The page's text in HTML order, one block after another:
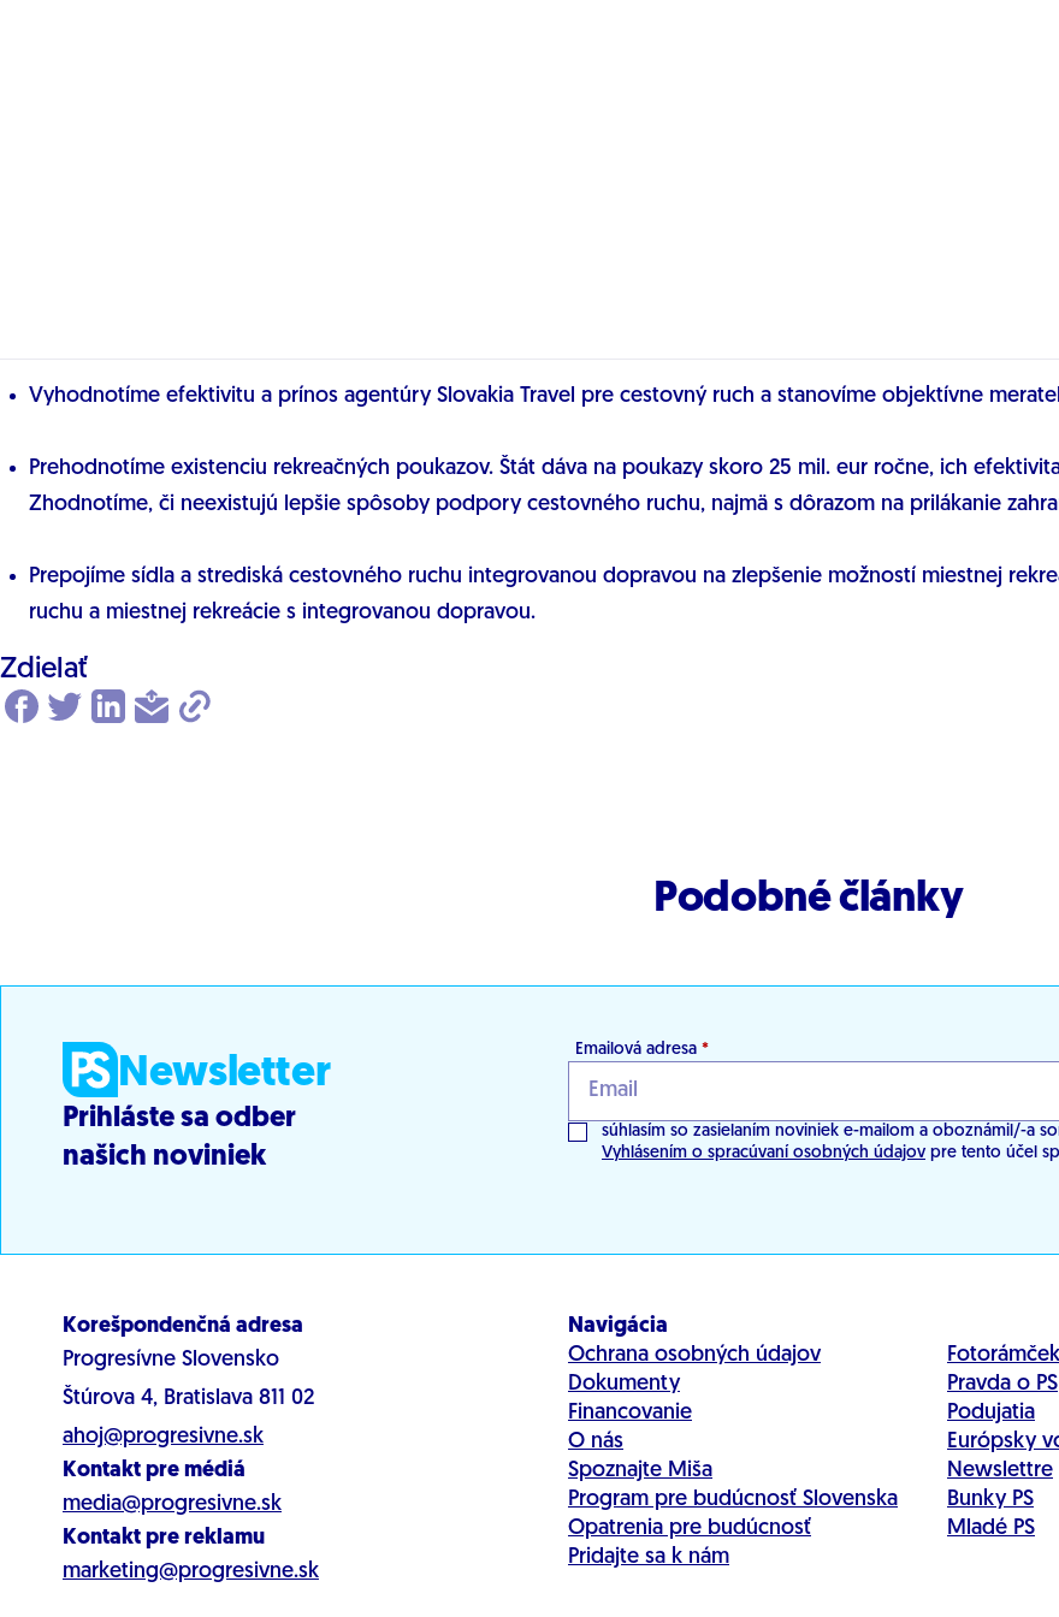
Vyhodnotíme efektivitu a prínos agentúry Slovakia Travel pre cestovný ruch a stanovíme objektívne
Prehodnotíme existenciu rekreačných poukazov. Štát dáva na poukazy skoro 25 mil. eur ročne, ich
Zhodnotíme, či neexistujú lepšie spôsoby podpory cestovného ruchu, najmä s dôrazom na prilákanie
Prepojíme sídla a strediská cestovného ruchu integrovanou dopravou na zlepšenie možností miestnej
ruchu a miestnej rekreácie s integrovanou dopravou.
Zdielať
Podobné články
Newsletter
Prihláste sa odber
našich noviniek
Emailová adresa *
súhlasím so zasielaním noviniek e-mailom a oboznámil/-a
Vyhlásením o spracúvaní osobných údajov pre tento účel
Navigácia
Ochrana osobných údajov
Dokumenty
Financovanie
O nás
Spoznajte Miša
Program pre budúcnosť Slovenska
Opatrenia pre budúcnosť
Pridajte sa k nám
Pravda o PS
Podujatia
Európsky
Newslettre
Bunky PS
Mladé PS
Korešpondenčná adresa
Progresívne Slovensko
Štúrova 4, Bratislava 811 02
ahoj@progresivne.sk
Kontakt pre médiá
media@progresivne.sk
Kontakt pre reklamu
marketing@progresivne.sk